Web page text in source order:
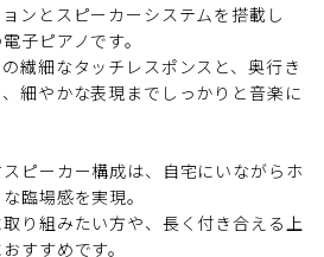
ンとスピーカーシステムを搭載し
子ピアノです。
繊細なタッチレスポンスと、奥行き
細やかな表現までしっかりと音楽に
ピーカー構成は、自宅にいながらホ
臨場感を実現。
り組みたい方や、長く付き合える上
すすめです。